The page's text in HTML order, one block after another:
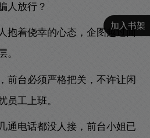
加入书架
人放行？
抱着侥幸的心态，企图越过面
。
前台必须严格把关，不许让闲
员工上班。
通电话都没人接，前台小姐已